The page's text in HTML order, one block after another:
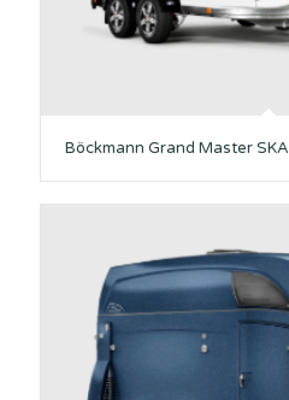
Böckmann Grand Master SKA